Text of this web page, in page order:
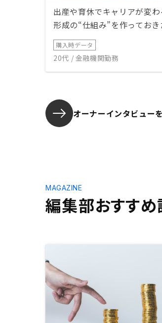
出産や育休でキャリアが変
形成の“仕組み”を作っておき
購入時データ
20代 / 金融機関勤務
オーナーインタビューを
編集部おすすめ
MAGAZINE